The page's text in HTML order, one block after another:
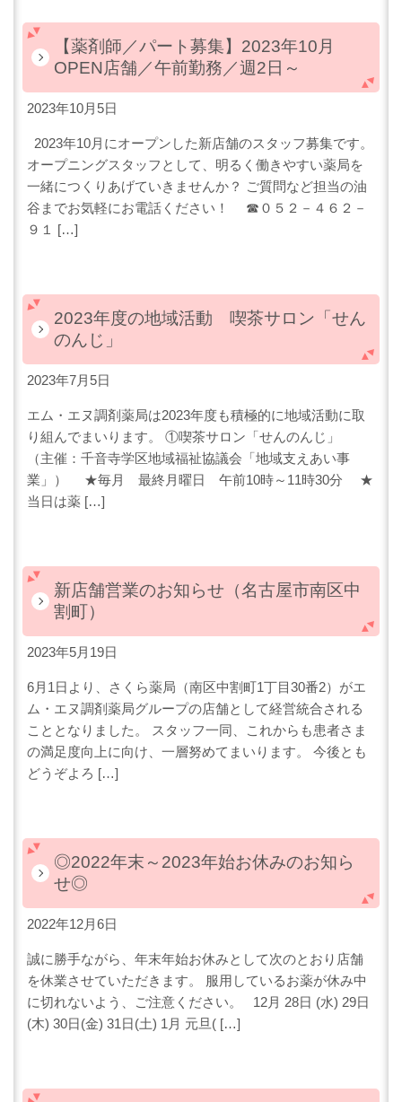
【薬剤師／パート募集】2023年10月
OPEN店舗／午前勤務／週2日～
2023年10月5日
2023年10月にオープンした新店舗のスタッフ募集です。
オープニングスタッフとして、明るく働きやすい薬局を
一緒につくりあげていきませんか？ ご質問など担当の油
谷までお気軽にお電話ください！ ☎０５２－４６２－
９１ […]
2023年度の地域活動 喫茶サロン「せん
のんじ」
2023年7月5日
エム・エヌ調剤薬局は2023年度も積極的に地域活動に取
り組んでまいります。 ①喫茶サロン「せんのんじ」
（主催：千音寺学区地域福祉協議会「地域支えあい事
業」） ★毎月 最終月曜日 午前10時～11時30分 ★
当日は薬 […]
新店舗営業のお知らせ（名古屋市南区中
割町）
2023年5月19日
6月1日より、さくら薬局（南区中割町1丁目30番2）がエ
ム・エヌ調剤薬局グループの店舗として経営統合される
こととなりました。 スタッフ一同、これからも患者さま
の満足度向上に向け、一層努めてまいります。 今後とも
どうぞよろ […]
◎2022年末～2023年始お休みのお知ら
せ◎
2022年12月6日
誠に勝手ながら、年末年始お休みとして次のとおり店舗
を休業させていただきます。 服用しているお薬が休み中
に切れないよう、ご注意ください。 12月 28日 (水) 29日
(木) 30日(金) 31日(土) 1月 元旦( […]